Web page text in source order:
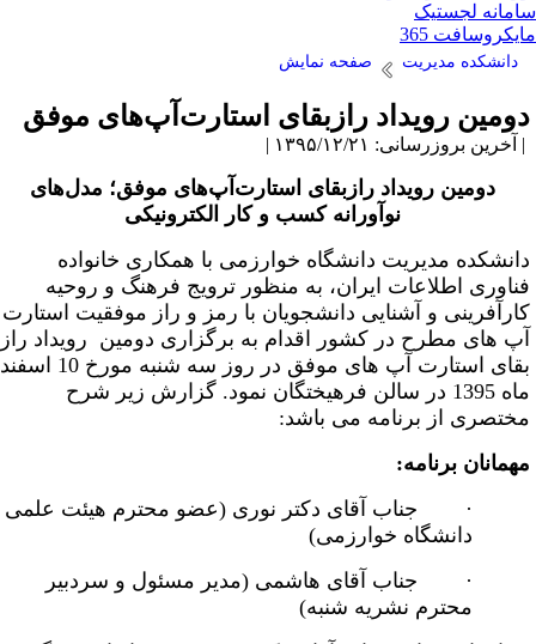
لجستیک
365
دانشکده مدیریت صفحه نمایش
رویداد رازبقای استارت‌آپ‌های موفق
بروزرسانی: ۱۳۹۵/۱۲/۲۱ |
دومین رویداد رازبقای استارت‌آپ‌های موفق؛ مدل‌های
نوآورانه کسب و کار الکترونیکی
مدیریت دانشگاه خوارزمی با همکاری خانواده
اطلاعات ایران، به منظور ترویج فرهنگ و روحیه
و آشنایی دانشجویان با رمز و راز موفقیت استارت
های مطرح در کشور اقدام به برگزاری دومین رویداد راز
بقای استارت آپ های موفق در روز سه شنبه مورخ 10 اسفند
ماه 1395 در سالن فرهیختگان نمود. گزارش زیر شرح
از برنامه می باشد:
برنامه:
· جناب آقای دکتر نوری (عضو محترم هیئت علمی
دانشگاه خوارزمی)
· جناب آقای هاشمی (مدیر مسئول و سردبیر
محترم نشریه شنبه)